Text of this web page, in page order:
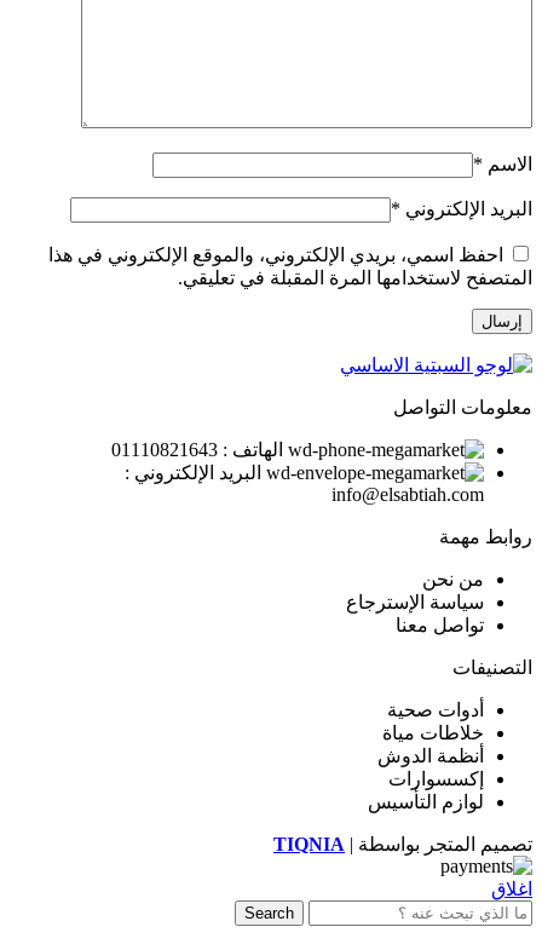
الاسم *
البريد الإلكتروني *
احفظ اسمي، بريدي الإلكتروني، والموقع الإلكتروني في هذا
المتصفح لاستخدامها المرة المقبلة في تعليقي.
معلومات التواصل
الهاتف : 01110821643
البريد الإلكتروني :
info@elsabtiah.com
روابط مهمة
من نحن
سياسة الإسترجاع
تواصل معنا
التصنيفات
أدوات صحية
خلاطات مياة
أنظمة الدوش
إكسسوارات
لوازم التأسيس
تصميم المتجر بواسطة | TIQNIA
اغلاق
Search